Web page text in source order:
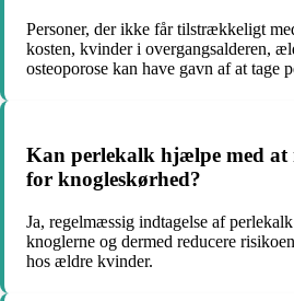
Personer, der ikke får tilstrækkeligt
kosten, kvinder i overgangsalderen,
osteoporose kan have gavn af at tage
Kan perlekalk hjælpe med at
for knogleskørhed?
Ja, regelmæssig indtagelse af
knoglerne og dermed reducere
hos ældre kvinder.